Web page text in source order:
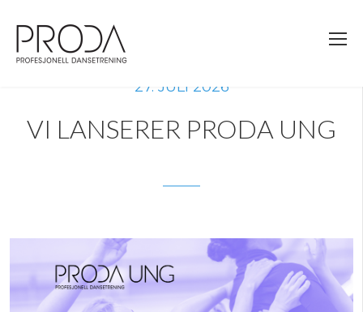
sidens
hovedinnhold
27. JULI 2026
VI LANSERER PRODA UNG